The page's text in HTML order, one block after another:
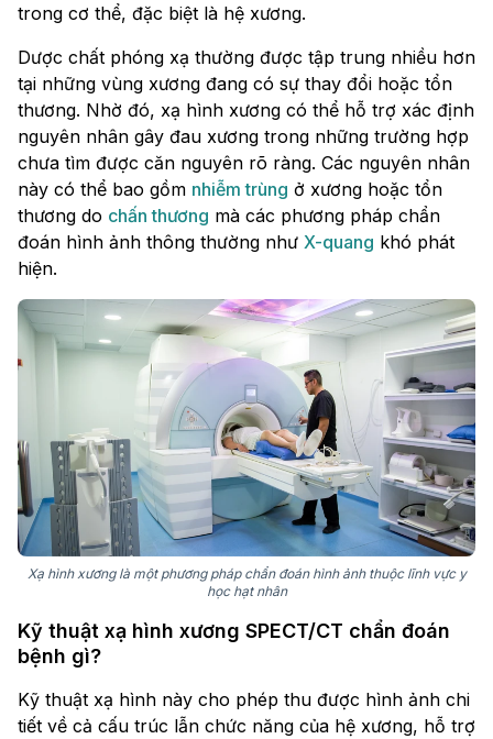
trong cơ thể, đặc biệt là hệ xương.
Dược chất phóng xạ thường được tập trung nhiều hơn
tại những vùng xương đang có sự thay đổi hoặc tổn
thương. Nhờ đó, xạ hình xương có thể hỗ trợ xác định
nguyên nhân gây đau xương trong những trường hợp
chưa tìm được căn nguyên rõ ràng. Các nguyên nhân
này có thể bao gồm nhiễm trùng ở xương hoặc tổn
thương do chấn thương mà các phương pháp chẩn
đoán hình ảnh thông thường như X-quang khó phát
hiện.
Xạ hình xương là một phương pháp chẩn đoán hình ảnh thuộc lĩnh vực y
học hạt nhân
Kỹ thuật xạ hình xương SPECT/CT chẩn đoán
bệnh gì?
Kỹ thuật xạ hình này cho phép thu được hình ảnh chi
tiết về cả cấu trúc lẫn chức năng của hệ xương, hỗ trợ